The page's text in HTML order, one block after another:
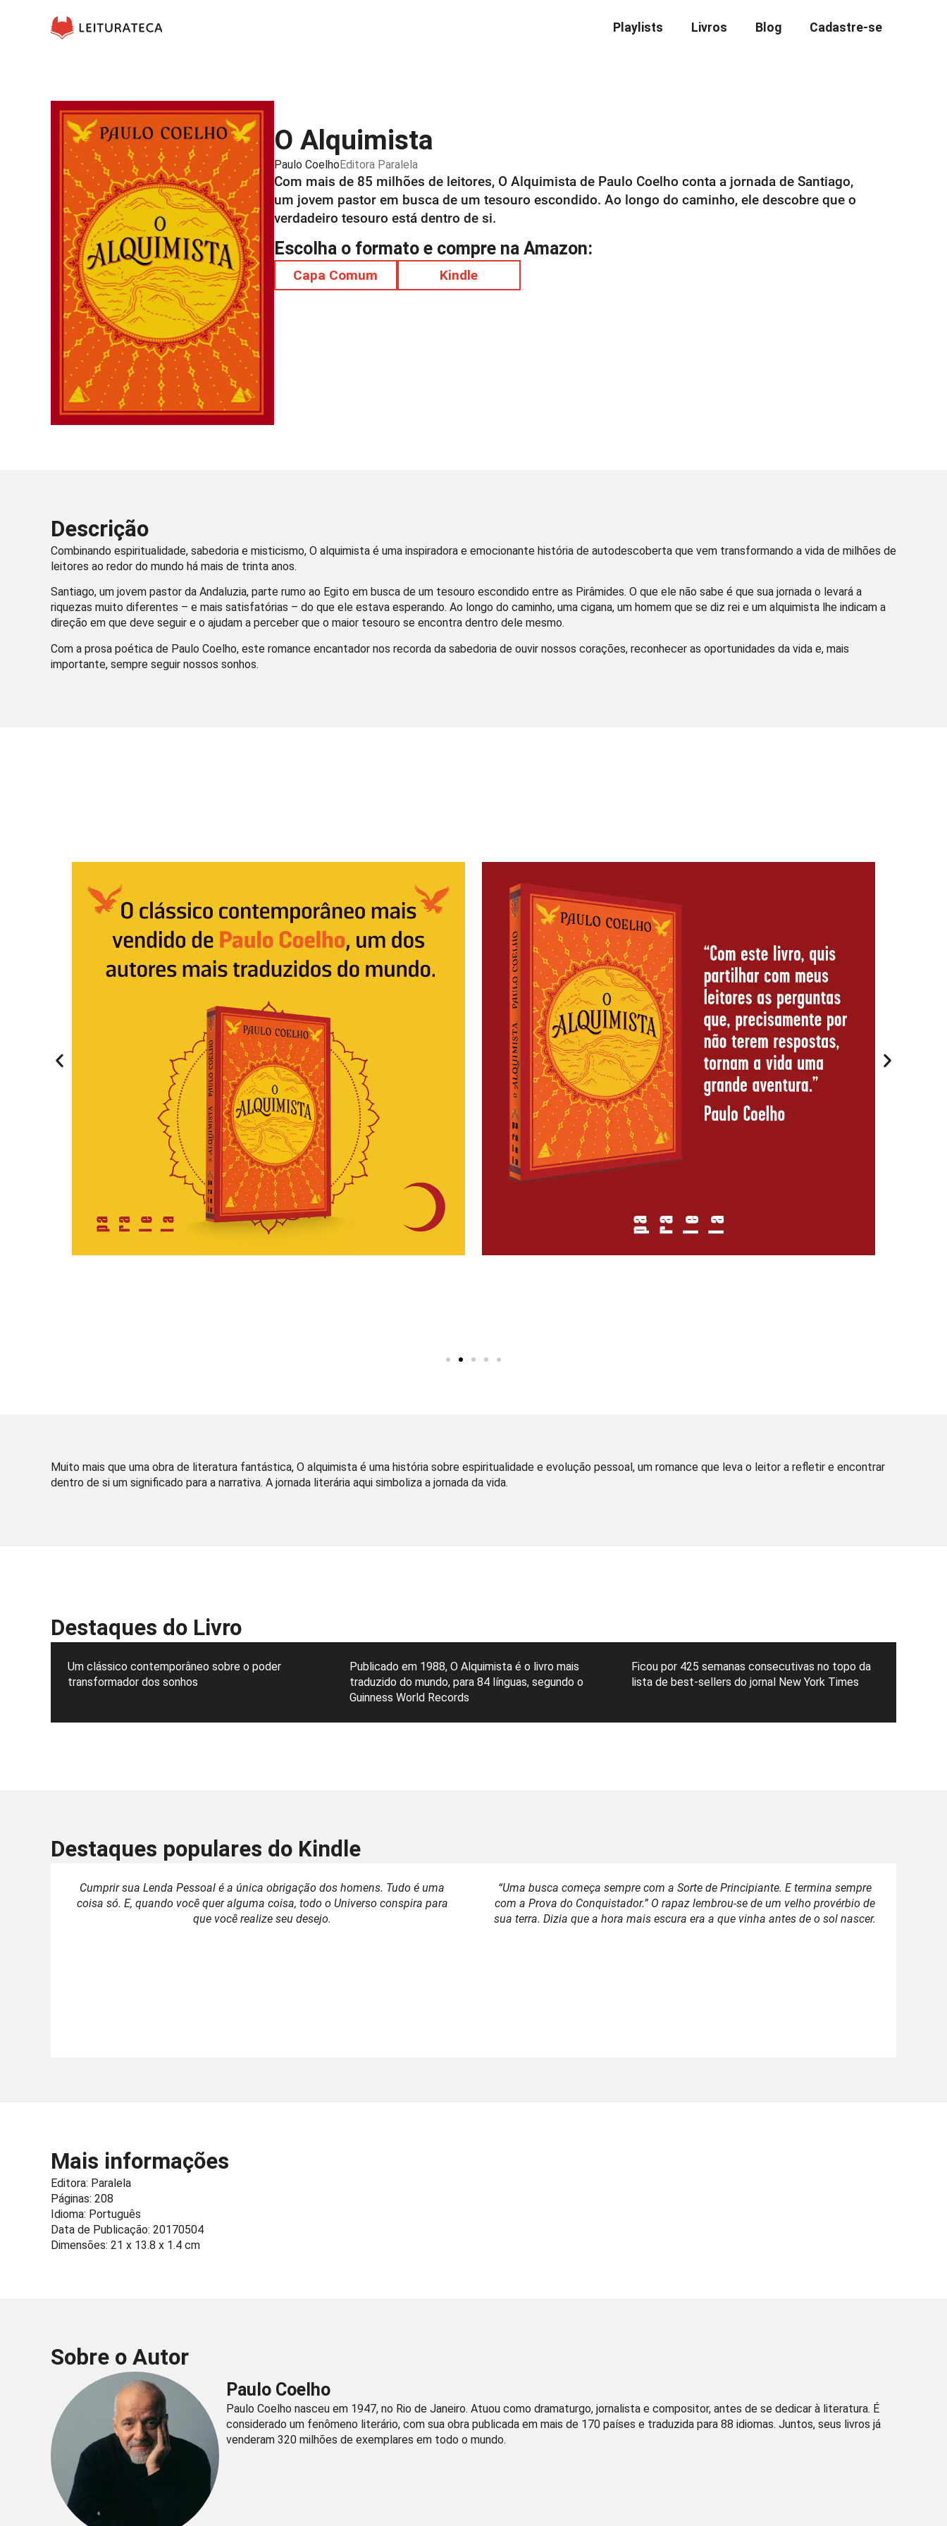
Playlists Livros Blog Cadastre-se
O Alquimista
Paulo CoelhoEditora Paralela
Com mais de 85 milhões de leitores, O Alquimista de Paulo Coelho conta a jornada de Santiago,
um jovem pastor em busca de um tesouro escondido. Ao longo do caminho, ele descobre que o
verdadeiro tesouro está dentro de si.
Escolha o formato e compre na Amazon:
Capa Comum Kindle
Descrição
Combinando espiritualidade, sabedoria e misticismo, O alquimista é uma inspiradora e emocionante história de autodescoberta que vem transformando a vida de milhões de
leitores ao redor do mundo há mais de trinta anos.
Santiago, um jovem pastor da Andaluzia, parte rumo ao Egito em busca de um tesouro escondido entre as Pirâmides. O que ele não sabe é que sua jornada o levará a
riquezas muito diferentes – e mais satisfatórias – do que ele estava esperando. Ao longo do caminho, uma cigana, um homem que se diz rei e um alquimista lhe indicam a
direção em que deve seguir e o ajudam a perceber que o maior tesouro se encontra dentro dele mesmo.
Com a prosa poética de Paulo Coelho, este romance encantador nos recorda da sabedoria de ouvir nossos corações, reconhecer as oportunidades da vida e, mais
importante, sempre seguir nossos sonhos.
Muito mais que uma obra de literatura fantástica, O alquimista é uma história sobre espiritualidade e evolução pessoal, um romance que leva o leitor a refletir e encontrar
dentro de si um significado para a narrativa. A jornada literária aqui simboliza a jornada da vida.
Destaques do Livro
Um clássico contemporâneo sobre o poder
transformador dos sonhos
Publicado em 1988, O Alquimista é o livro mais
traduzido do mundo, para 84 línguas, segundo o
Guinness World Records
Ficou por 425 semanas consecutivas no topo da
lista de best-sellers do jornal New York Times
Destaques populares do Kindle
Cumprir sua Lenda Pessoal é a única obrigação dos homens. Tudo é uma
coisa só. E, quando você quer alguma coisa, todo o Universo conspira para
que você realize seu desejo.
“Uma busca começa sempre com a Sorte de Principiante. E termina sempre
com a Prova do Conquistador.” O rapaz lembrou-se de um velho provérbio de
sua terra. Dizia que a hora mais escura era a que vinha antes de o sol nascer.
Mais informações
Editora: Paralela
Páginas: 208
Idioma: Português
Data de Publicação: 20170504
Dimensões: 21 x 13.8 x 1.4 cm
Sobre o Autor
Paulo Coelho
Paulo Coelho nasceu em 1947, no Rio de Janeiro. Atuou como dramaturgo, jornalista e compositor, antes de se dedicar à literatura. É
considerado um fenômeno literário, com sua obra publicada em mais de 170 países e traduzida para 88 idiomas. Juntos, seus livros já
venderam 320 milhões de exemplares em todo o mundo.